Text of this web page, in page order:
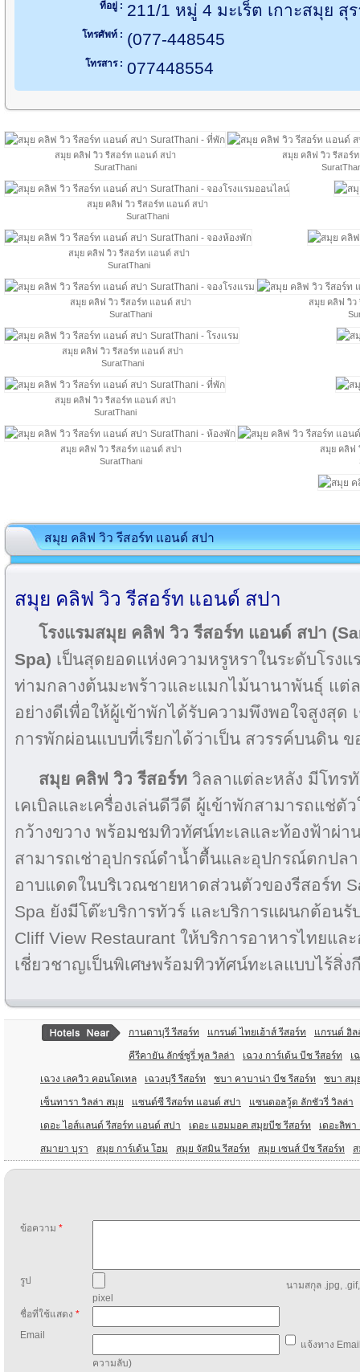
ที่อยู่ : 211/1 หมู่ 4 มะเร็ต เกาะสมุย สุ
โทรศัพท์ : (077-448545
โทรสาร : 077448554
สมุย คลิฟ วิว รีสอร์ท แอนด์ สปา
SuratThani
สมุย คลิฟ วิว รีสอร์
สมุย คลิฟ วิว รีสอร์ท แอนด์ สปา
SuratThani
สมุย คลิฟ วิว รีสอร์ท แอนด์ สปา
SuratThani
สมุย คลิฟ วิว รีสอร์ท แอนด์ สปา
SuratThani
สมุย คลิฟ วิว
สมุย คลิฟ วิว รีสอร์ท แอนด์ สปา
SuratThani
สมุย คลิฟ วิว รีสอร์ท แอนด์ สปา
SuratThani
สมุย คลิฟ วิว รีสอร์ท แอนด์ สปา
SuratThani
สมุย คลิฟ
สมุย คลิฟ วิว รีสอร์ท แอนด์ สปา
สมุย คลิฟ วิว รีสอร์ท แอนด์ สปา
โรงแรมสมุย คลิฟ วิว รีสอร์ท แอนด์ สปา
Spa) เป็นสุดยอดแห่งความหรูหราในระดับโรงแ
ท่ามกลางต้นมะพร้าวและแมกไม้นานาพันธุ์ แต่
อย่างดีเพื่อให้ผู้เข้าพักได้รับความพึงพอใจสูงสุ
การพักผ่อนแบบที่เรียกได้ว่าเป็น สวรรค์บนดิน ข
สมุย คลิฟ วิว รีสอร์ท วิลลาแต่ละหลัง มีโท
เคเบิลและเครื่องเล่นดีวีดี ผู้เข้าพักสามารถแช่
กว้างขวาง พร้อมชมทิวทัศน์ทะเลและท้องฟ้าผ่า
สามารถเช่าอุปกรณ์ดำน้ำตื้นและอุปกรณ์ตกปล
อาบแดดในบริเวณชายหาดส่วนตัวของรีสอร์ท
Spa ยังมีโต๊ะบริการทัวร์ และบริการแผนกต้อน
Cliff View Restaurant ให้บริการอาหารไทยแล
เชี่ยวชาญเป็นพิเศษพร้อมทิวทัศน์ทะเลแบบไร้สิ่ง
กานดาบุรี รีสอร์ท แกรนด์ ไทยเฮ้าส์ รีสอร์ท แกรนด์ ฮิล
คีรีคายัน ลักซ์ซูรี่ พูล วิลล่า เฉวง การ์เด้น บีช รีสอร์ท เ
เฉวง เลควิว คอนโดเทล เฉวงบุรี รีสอร์ท ชบา คาบาน่า บีช รีสอร์ท ชบา สมุ
เซ็นทารา วิลล่า สมุย แซนด์ซี รีสอร์ท แอนด์ สปา แซนดอลวู้ด ลักชัวรี่ วิลล่า
เดอะ ไอส์แลนด์ รีสอร์ท แอนด์ สปา เดอะ แฮมมอค สมุยบีช รีสอร์ท เดอะลิพา
สมายา บุรา สมุย การ์เด้น โฮม สมุย จัสมิน รีสอร์ท สมุย เซนส์ บีช รีสอร์ท
ข้อความ *
รูป
นามสกุล .jpg,
pixel
ชื่อที่ใช้แสดง *
Email
แจ้งทาง
ความลับ)